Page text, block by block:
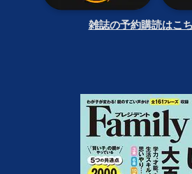
雑誌の予約購読はこ